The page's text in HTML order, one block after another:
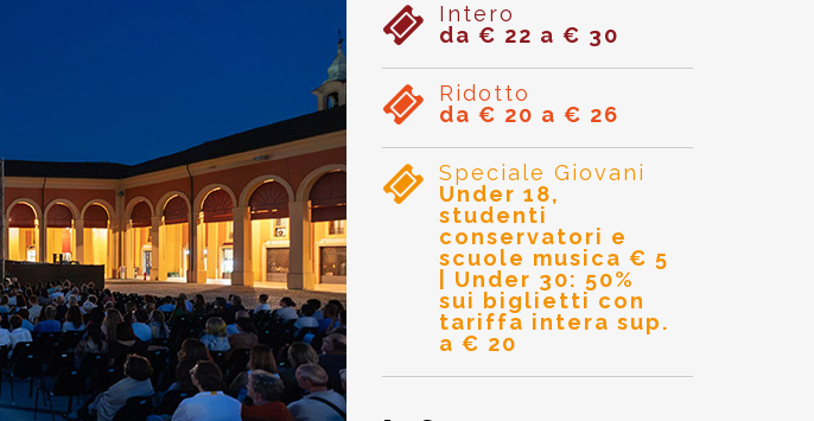
Intero
da € 22 a € 30
Ridotto
da € 20 a € 26
Speciale Giovani
Under 18,
studenti
conservatori e
scuole musica € 5
| Under 30: 50%
sui biglietti con
tariffa intera sup.
a € 20